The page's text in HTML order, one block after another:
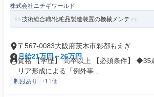
株式会社ニチギワールド
技術総合職/化粧品製造装置の機械メンテ
〒567-0083大阪府茨木市彩都もえぎ
月給21万円～26万円
資格 【学歴】 高卒以上 【必須条件】 ◆35
リア形成による「例外事...
制服あり +11個